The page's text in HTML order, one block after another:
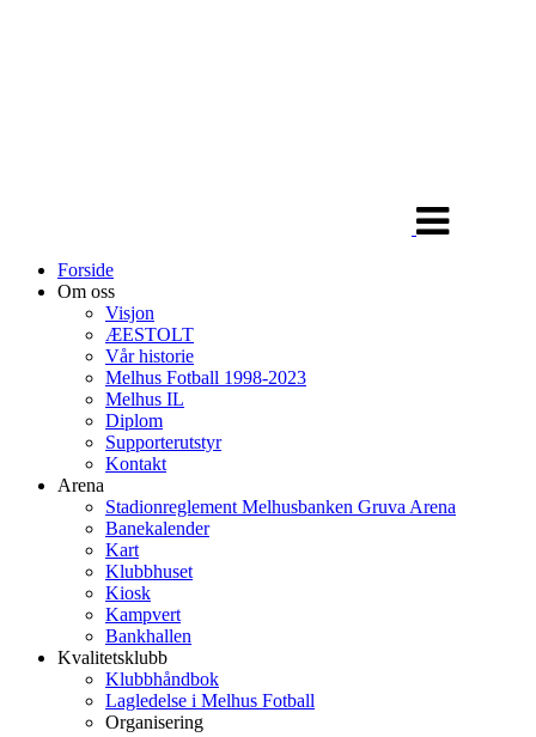
Forside
Om oss
Visjon
ÆESTOLT
Vår historie
Melhus Fotball 1998-2023
Melhus IL
Diplom
Supporterutstyr
Kontakt
Arena
Stadionreglement Melhusbanken Gruva Arena
Banekalender
Kart
Klubbhuset
Kiosk
Kampvert
Bankhallen
Kvalitetsklubb
Klubbhåndbok
Lagledelse i Melhus Fotball
Organisering